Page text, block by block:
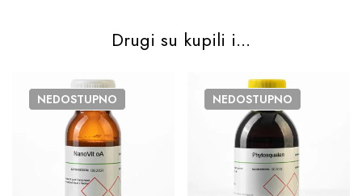
Drugi su kupili i...
NEDOSTUPNO NEDOSTUPNO